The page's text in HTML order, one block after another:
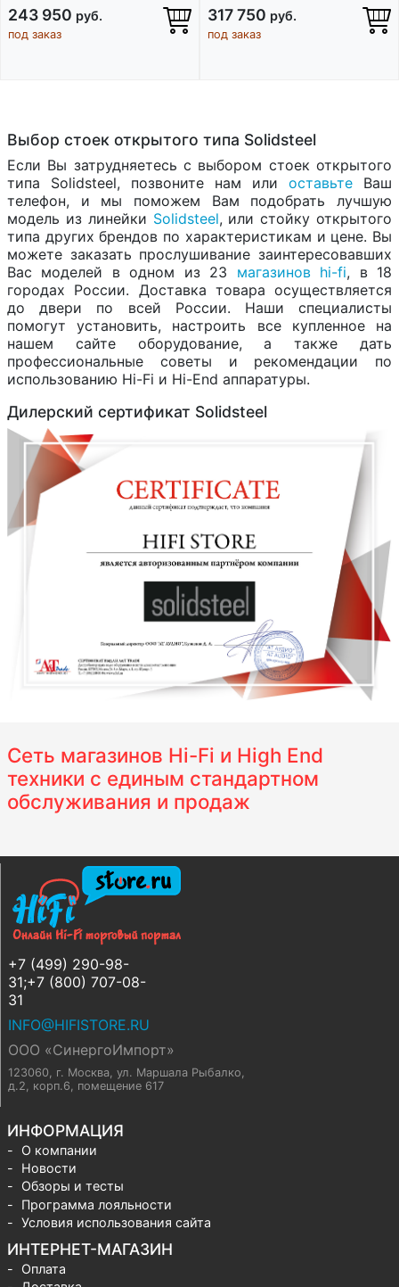
243 950 руб.
под заказ
317 750 руб.
под заказ
Выбор стоек открытого типа Solidsteel
Если Вы затрудняетесь с выбором стоек открытого
типа Solidsteel, позвоните нам или оставьте Ваш
телефон, и мы поможем Вам подобрать лучшую
модель из линейки Solidsteel, или стойку открытого
типа других брендов по характеристикам и цене. Вы
можете заказать прослушивание заинтересовавших
Вас моделей в одном из 23 магазинов hi-fi, в 18
городах России. Доставка товара осуществляется
до двери по всей России. Наши специалисты
помогут установить, настроить все купленное на
нашем сайте оборудование, а также дать
профессиональные советы и рекомендации по
использованию Hi-Fi и Hi-End аппаратуры.
Дилерский сертификат Solidsteel
Сеть магазинов Hi-Fi и High End
техники с единым стандартном
обслуживания и продаж
+7 (499) 290-98-
31;+7 (800) 707-08-
31
INFO@HIFISTORE.RU
ООО «СинергоИмпорт»
123060, г. Москва ул. Маршала Рыбалко,
д.2, корп.6, помещение 617
ИНФОРМАЦИЯ
О компании
Новости
Обзоры и тесты
Программа лояльности
Условия использования сайта
ИНТЕРНЕТ-МАГАЗИН
Оплата